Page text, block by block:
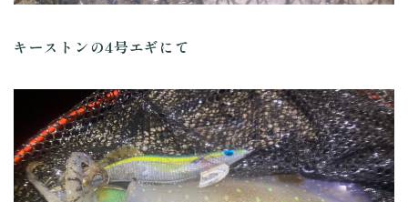
キーストンの4号エギにて